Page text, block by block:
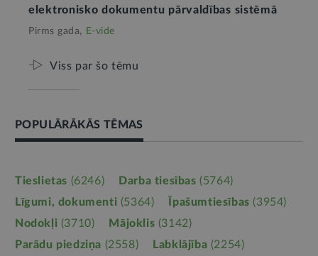
elektronisko dokumentu pārvaldības sistēmā
Pirms gada, E-vide
Viss par šo tēmu
POPULĀRĀKĀS TĒMAS
Tieslietas (6246) Darba tiesības (5764)
Līgumi, dokumenti (5364) Īpašumtiesības (3954)
Nodokļi (3710) Mājoklis (3142)
Parādu piedziņa (2558) Labklājība (2254)